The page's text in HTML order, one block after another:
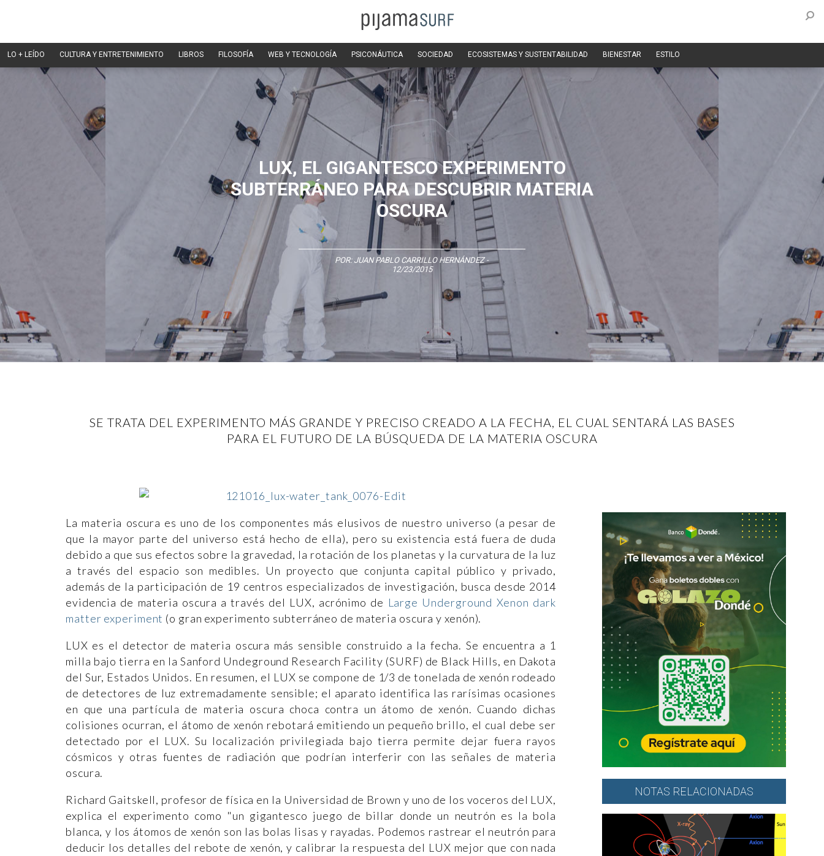
LO + LEÍDO CULTURA Y ENTRETENIMIENTO LIBROS FILOSOFÍA WEB Y TECNOLOGÍA PSICONÁUTICA SOCIEDAD ECOSISTEMAS Y SUSTENTABILIDAD BIENESTAR ESTILO
LUX, EL GIGANTESCO EXPERIMENTO
SUBTERRÁNEO PARA DESCUBRIR MATERIA
OSCURA
POR: JUAN PABLO CARRILLO HERNÁNDEZ-
12/23/2015
SE TRATA DEL EXPERIMENTO MÁS GRANDE Y PRECISO CREADO A LA FECHA, EL CUAL SENTARÁ LAS BASES
PARA EL FUTURO DE LA BÚSQUEDA DE LA MATERIA OSCURA
La materia oscura es uno de los componentes más elusivos de nuestro universo (a pesar de
que la mayor parte del universo está hecho de ella), pero su existencia está fuera de duda
debido a que sus efectos sobre la gravedad, la rotación de los planetas y la curvatura de la luz
a través del espacio son medibles. Un proyecto que conjunta capital público y privado,
además de la participación de 19 centros especializados de investigación, busca desde 2014
evidencia de materia oscura a través del LUX, acrónimo de Large Underground Xenon dark
matter experiment (o gran experimento subterráneo de materia oscura y xenón).
LUX es el detector de materia oscura más sensible construido a la fecha. Se encuentra a 1
milla bajo tierra en la Sanford Undeground Research Facility (SURF) de Black Hills, en Dakota
del Sur, Estados Unidos. En resumen, el LUX se compone de 1/3 de tonelada de xenón rodeado
de detectores de luz extremadamente sensible; el aparato identifica las rarísimas ocasiones
en que una partícula de materia oscura choca contra un átomo de xenón. Cuando dichas
colisiones ocurran, el átomo de xenón rebotará emitiendo un pequeño brillo, el cual debe ser
detectado por el LUX. Su localización privilegiada bajo tierra permite dejar fuera rayos
cósmicos y otras fuentes de radiación que podrían interferir con las señales de materia
oscura.
Richard Gaitskell, profesor de física en la Universidad de Brown y uno de los voceros del LUX,
explica el experimento como "un gigantesco juego de billar donde un neutrón es la bola
blanca, y los átomos de xenón son las bolas lisas y rayadas. Podemos rastrear el neutrón para
deducir los detalles del rebote de xenón, y calibrar la respuesta del LUX mejor que con nada
NOTAS RELACIONADAS